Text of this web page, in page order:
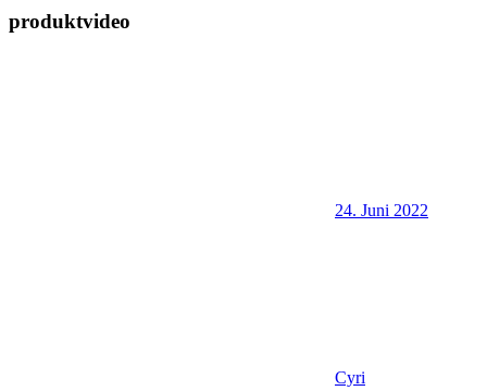
produktvideo
24. Juni 2022
Cyri